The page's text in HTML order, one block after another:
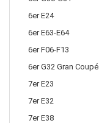
6er E24
6er E63-E64
6er F06-F13
6er G32 Gran Coupé
7er E23
7er E32
7er E38